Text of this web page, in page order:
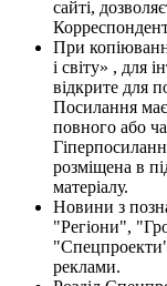
сайті,
При
і світу» , для
відкрите для
Посилання має
повного або
розміщена в
матеріалу.
Новини з
"Регіони",
реклами.